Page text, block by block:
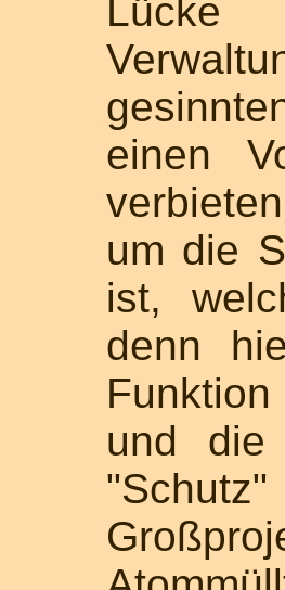
einen
um die
ist,
denn
und die